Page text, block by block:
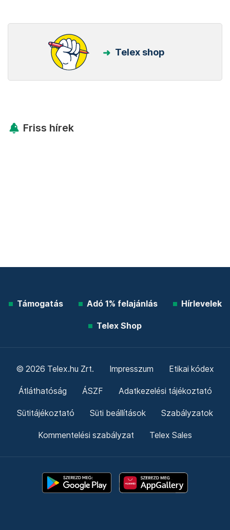
Telex shop
Friss hírek
Támogatás Adó 1% felajánlás Hírlevelek
Telex Shop
© 2026 Telex.hu Zrt. Impresszum Etikai kódex
Átláthatóság ÁSZF Adatkezelési tájékoztató
Sütitájékoztató Süti beállítások Szabályzatok
Kommentelési szabályzat Telex Sales